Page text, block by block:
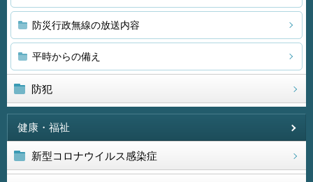
防災行政無線の放送内容
平時からの備え
防犯
健康・福祉
新型コロナウイルス感染症